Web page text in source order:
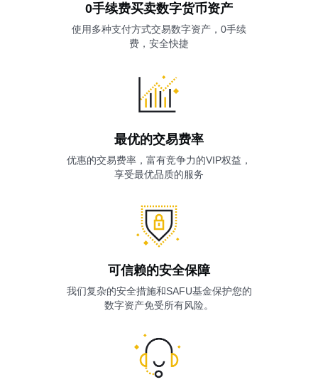
0手续费买卖数字货币资产
使用多种支付方式交易数字资产，0手续
费，安全快捷
最优的交易费率
优惠的交易费率，富有竞争力的VIP权益，
享受最优品质的服务
可信赖的安全保障
我们复杂的安全措施和SAFU基金保护您的
数字资产免受所有风险。